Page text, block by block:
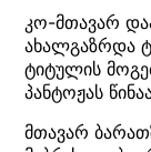
კო-მთავარ
ახალგაზრდა
ტიტულის
პანტოჟას
მთავარ